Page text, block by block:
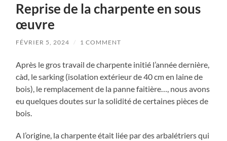
Reprise de la charpente en sous
œuvre
FÉVRIER 5, 2024 / 1 COMMENT
Après le gros travail de charpente initié l’année dernière,
càd, le sarking (isolation extérieur de 40 cm en laine de
bois), le remplacement de la panne faitière…, nous avons
eu quelques doutes sur la solidité de certaines pièces de
bois.
A l’origine, la charpente était liée par des arbalétriers qui